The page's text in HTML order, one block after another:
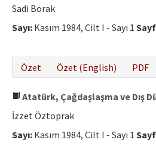
Sadi Borak
Sayı: Kasım 1984, Cilt I - Sayı 1
Özet
Özet (English) PDF
Atatürk, Çağdaşlaşma ve Dış
İzzet Öztoprak
Sayı: Kasım 1984, Cilt I - Sayı 1